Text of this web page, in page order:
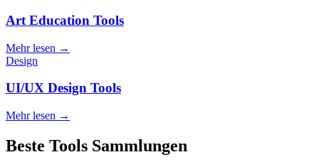
Art Education Tools
Mehr lesen →
Design
UI/UX Design Tools
Mehr lesen →
Beste Tools Sammlungen